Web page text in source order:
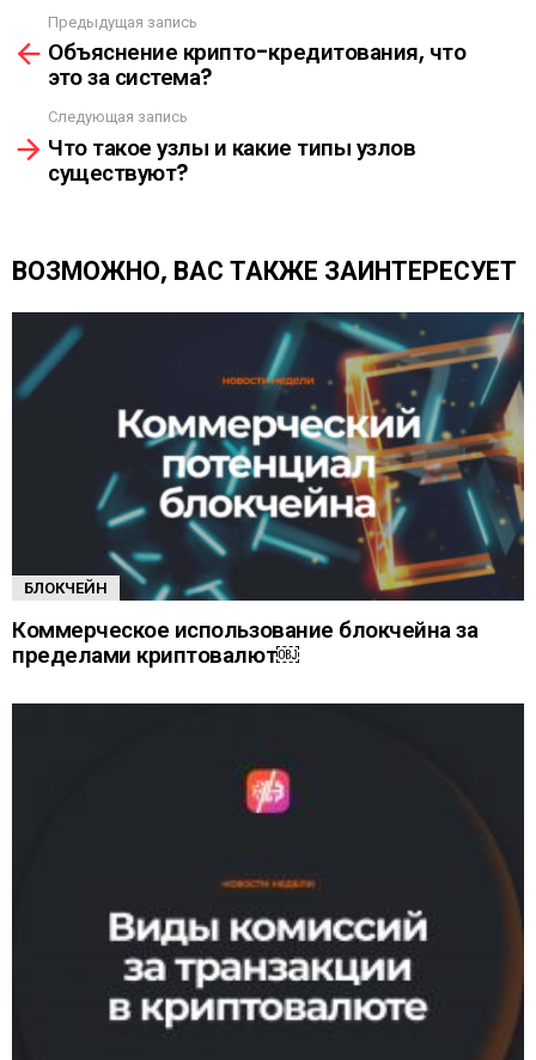
Ы
Л
К
А
м
е
щ
е
Предыдущая запись
Объяснение крипто-кредитования, что
это за система?
Следующая запись
Что такое узлы и какие типы узлов
существуют?
ВОЗМОЖНО, ВАС ТАКЖЕ ЗАИНТЕРЕСУЕТ
БЛОКЧЕЙН
Коммерческое использование блокчейна за
пределами криптовалют￼